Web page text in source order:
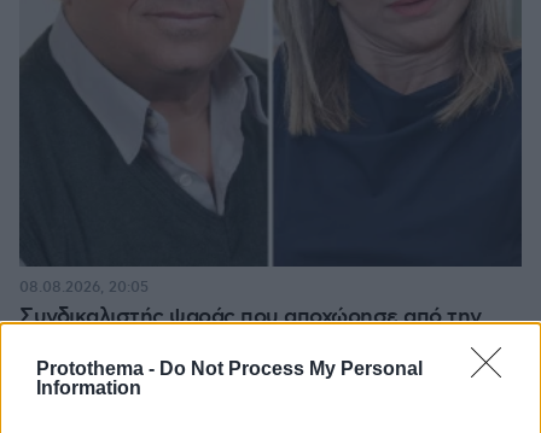
Protothema - Do Not Process My Personal
Information
Συνδικαλιστής ψαράς που αποχώρησε από την
προστατέψει: Καταγγέλλει μεθοδευμένη σπίλωση
από μέλη του κόμματος
08.08.2026, 20:05